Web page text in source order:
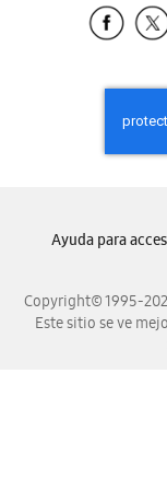
Copyright© 1995-
Este sitio se ve
Ayuda para